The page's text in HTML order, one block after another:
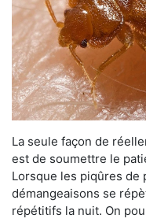
La seule façon de
est de soumettre le
Lorsque les piqûres de
démangeaisons se
répétitifs la nuit. On